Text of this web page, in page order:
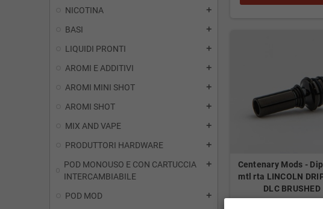
NICOTINA add
BASI add
LIQUIDI PRONTI add
AROMI E ADDITIVI add
AROMI MINI SHOT add
AROMI SHOT add
MIX AND VAPE add
PRODUTTORI HARDWARE add
POD MONOUSO E CON CARTUCCIA
INTERCAMBIABILE
add
POD MOD add
Centenary Mods -
mtl rta LINCOLN
DLC BRUSHED